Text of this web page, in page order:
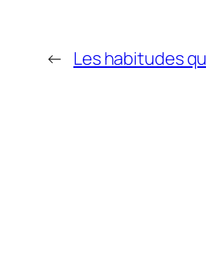
← Les habitudes